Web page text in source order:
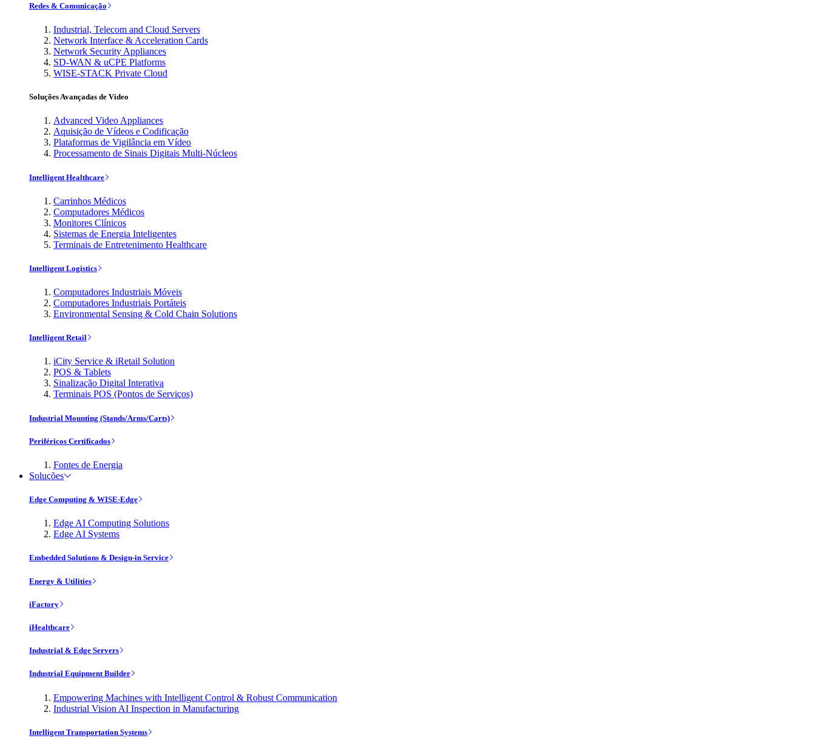
Redes & Comunicação
Industrial, Telecom and Cloud Servers
Network Interface & Acceleration Cards
Network Security Appliances
SD-WAN & uCPE Platforms
WISE-STACK Private Cloud
Soluções Avançadas de Vídeo
Advanced Video Appliances
Aquisição de Vídeos e Codificação
Plataformas de Vigilância em Vídeo
Processamento de Sinais Digitais Multi-Núcleos
Intelligent Healthcare
Carrinhos Médicos
Computadores Médicos
Monitores Clínicos
Sistemas de Energia Inteligentes
Terminais de Entretenimento Healthcare
Intelligent Logistics
Computadores Industriais Móveis
Computadores Industriais Portáteis
Environmental Sensing & Cold Chain Solutions
Intelligent Retail
iCity Service & iRetail Solution
POS & Tablets
Sinalização Digital Interativa
Terminais POS (Pontos de Serviços)
Industrial Mounting (Stands/Arms/Carts)
Periféricos Certificados
Fontes de Energia
Soluções
Edge Computing & WISE-Edge
Edge AI Computing Solutions
Edge AI Systems
Embedded Solutions & Design-in Service
Energy & Utilities
iFactory
iHealthcare
Industrial & Edge Servers
Industrial Equipment Builder
Empowering Machines with Intelligent Control & Robust Communication
Industrial Vision AI Inspection in Manufacturing
Intelligent Transportation Systems